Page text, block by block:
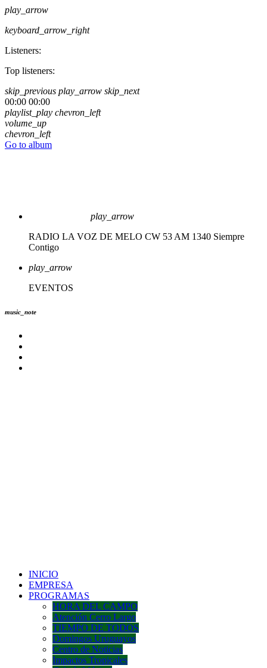
play_arrow
keyboard_arrow_right
Listeners:
Top listeners:
skip_previous play_arrow skip_next
00:00 00:00
playlist_play chevron_left
volume_up
chevron_left
Go to album
play_arrow
RADIO LA VOZ DE MELO CW 53 AM 1340 Siempre
Contigo
play_arrow
EVENTOS
music_note
INICIO
EMPRESA
PROGRAMAS
HORA DEL CAMPO
Atención Cerro Largo
TIEMPO DE TODOS
Domingos Uruguayos
Centro de Noticias
Impactos Tropicales